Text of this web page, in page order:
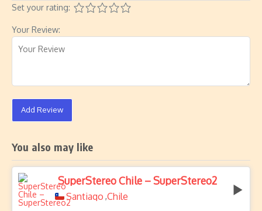
Set your rating:
Your Review:
Add Review
You also may like
SuperStereo Chile – SuperStereo2
Santiago ,Chile